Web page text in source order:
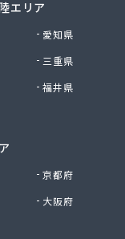
組合
営業所
エリア
愛知県
三重県
福井県
京都府
大阪府